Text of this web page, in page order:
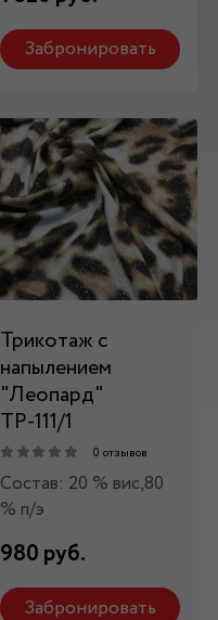
Забронировать
Трикотаж c
напылением
"Леопард"
ТР-111/1
0 отзывов
Состав: 20 % вис,80
% п/э
980 руб.
Забронировать